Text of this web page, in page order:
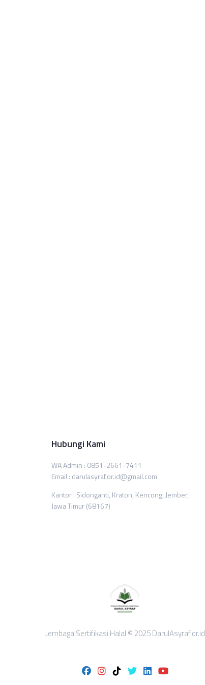
Hubungi Kami
WA Admin : 0851-2661-7411
Email : darulasyraf.or.id@gmail.com
Kantor : Sidonganti, Kraton, Kencong, Jember,
Jawa Timur (68167)
Lembaga Sertifikasi Halal © 2025 DarulAsyraf.or.id